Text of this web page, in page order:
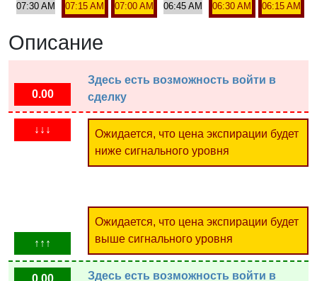
07:30 AM 07:15 AM 07:00 AM 06:45 AM 06:30 AM 06:15 AM
Описание
0.00
Здесь есть возможность войти в
сделку
↓↓↓
Ожидается, что цена экспирации будет
ниже сигнального уровня
↑↑↑
Ожидается, что цена экспирации будет
выше сигнального уровня
0.00
Здесь есть возможность войти в